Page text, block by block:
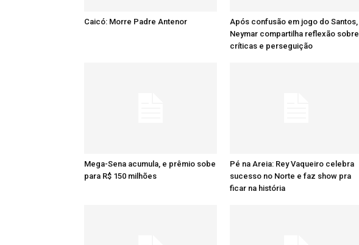
Caicó: Morre Padre Antenor
Após confusão em jogo do Santos,
Neymar compartilha reflexão sobre
críticas e perseguição
Mega-Sena acumula, e prêmio sobe
para R$ 150 milhões
Pé na Areia: Rey Vaqueiro celebra
sucesso no Norte e faz show pra
ficar na história